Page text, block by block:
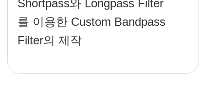
Shortpass와 Longpass Filter
를 이용한 Custom Bandpass
Filter의 제작